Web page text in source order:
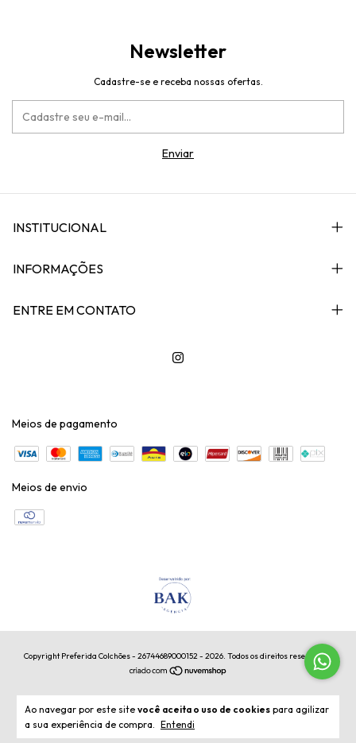
Ao navegar por este site você aceita o uso de cookies para agilizar
a sua experiência de compra. Entendi
Newsletter
Cadastre-se e receba nossas ofertas.
INSTITUCIONAL
INFORMAÇÕES
ENTRE EM CONTATO
Meios de pagamento
Meios de envio
Copyright Preferida Colchões - 26744689000152 - 2026. Todos os direitos reservados.